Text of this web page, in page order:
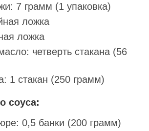
7 грамм (1 упаковка)
ложка
ложка
четверть стакана (56
1 стакан (250 грамм)
соуса:
0,5 банки (200 грамм)